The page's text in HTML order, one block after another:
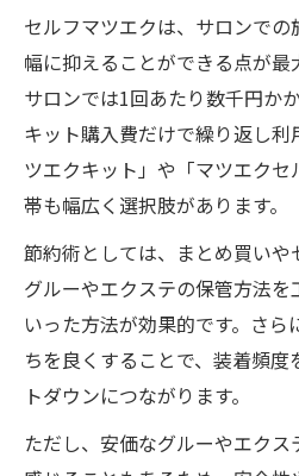
セルフマツエクは、サロンで
幅に抑えることができる点が最
サロンでは1回あたり数千円か
キット購入費だけで繰り返し利
ツエクキット」や「マツエク
帯も幅広く選択肢があります。
節約術としては、まとめ買いや
グルーやエクステの保管方法を
いった方法が効果的です。さ
ちを良くすることで、装着頻
トダウンにつながります。
ただし、安価なグルーやエク